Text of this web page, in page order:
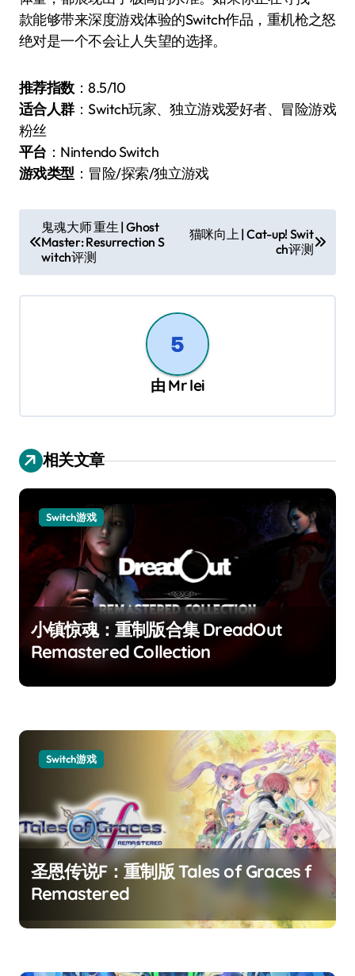
款能够带来深度游戏体验的Switch作品，重机枪之怒
绝对是一个不会让人失望的选择。
推荐指数：8.5/10
适合人群：Switch玩家、独立游戏爱好者、冒险游戏
粉丝
平台 ：Nintendo Switch
游戏类型 ：冒险/探索/独立游戏
章
导
航
鬼魂大师 重生 | Ghost
Master: Resurrection S
witch评测
猫咪向上 | Cat-up! Swit
ch评测
由 Mr lei
相关文章
Switch游戏
小镇惊魂：重制版合集 DreadOut
Remastered Collection
Switch游戏
圣恩传说F：重制版 Tales of Graces f
Remastered